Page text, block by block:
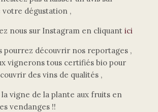
dégustation ,
nous sur Instagram en cliquant ici
pourrez découvrir nos reportages ,
vignerons tous certifiés bio pour
des vins de qualités ,
vigne de la plante aux fruits en
vendanges !!